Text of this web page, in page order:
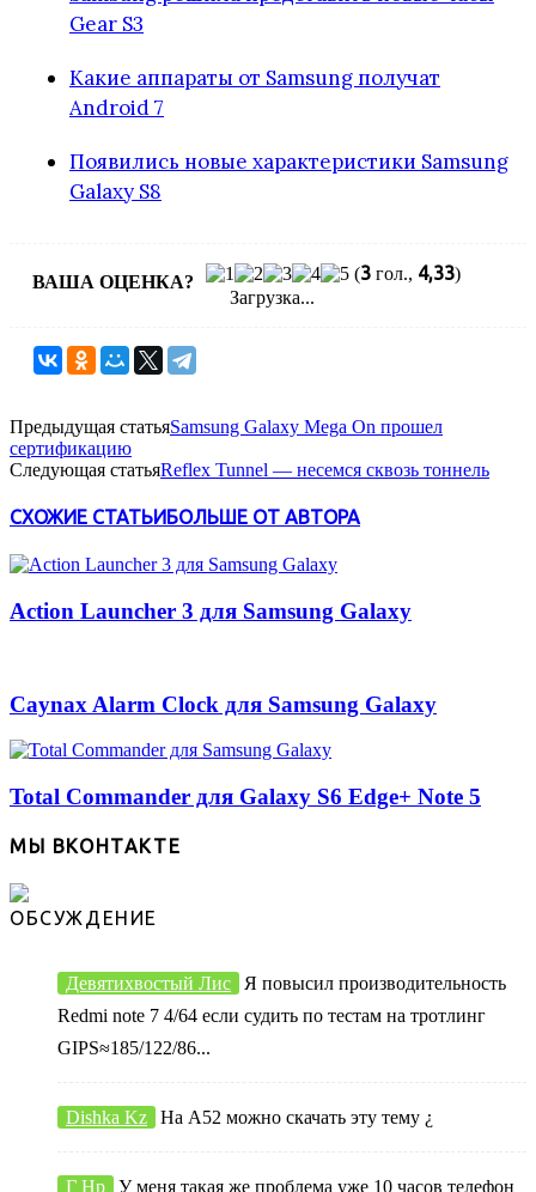
Gear S3
Какие аппараты от Samsung получат
Android 7
Появились новые характеристики Samsung
Galaxy S8
ВАША ОЦЕНКА? (3 гол., 4,33)
Загрузка...
Предыдущая статьяSamsung Galaxy Mega On прошел
сертификацию
Следующая статьяReflex Tunnel — несемся сквозь тоннель
СХОЖИЕ СТАТЬИБОЛЬШЕ ОТ АВТОРА
Action Launcher 3 для Samsung Galaxy
Caynax Alarm Clock для Samsung Galaxy
Total Commander для Galaxy S6 Edge+ Note 5
МЫ ВКОНТАКТЕ
ОБСУЖДЕНИЕ
Девятихвостый Лис
Я повысил производительность
Redmi note 7 4/64 если судить по тестам на тротлинг
GIPS≈185/122/86...
Dishka Kz На А52 можно скачать эту тему ¿
Г Нр
У меня такая же проблема уже 10 часов телефон